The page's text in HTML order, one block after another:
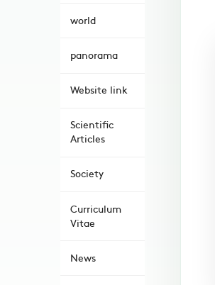
world
panorama
Website link
Scientific
Articles
Society
Curriculum
Vitae
News